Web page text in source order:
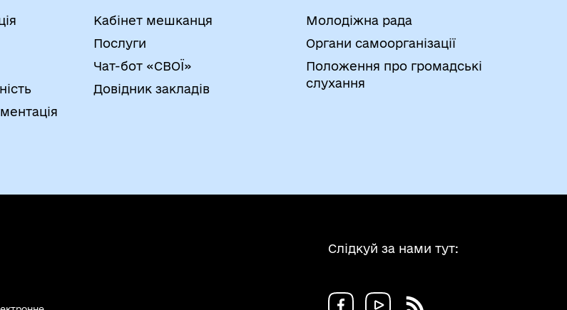
Кабінет мешканця
Послуги
Чат-бот «СВОЇ»
Довідник закладів
Молодіжна рада
Органи самоорганізації
Положення про громадські
слухання
Слідкуй за нами тут: